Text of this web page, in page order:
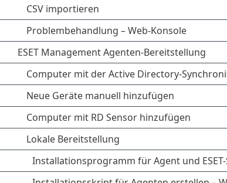
CSV importieren
Problembehandlung – Web-Konsole
ESET Management Agenten-Bereitstellung
Computer mit der Active Directory-
Neue Geräte manuell hinzufügen
Computer mit RD Sensor hinzufügen
Lokale Bereitstellung
Installationsprogramm für Agent und